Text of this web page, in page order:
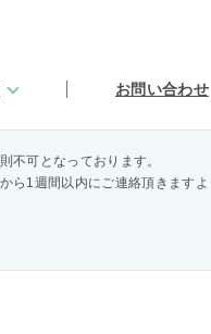
お問い合わせ
不可となっております。
ら1週間以内にご連絡頂きますよ